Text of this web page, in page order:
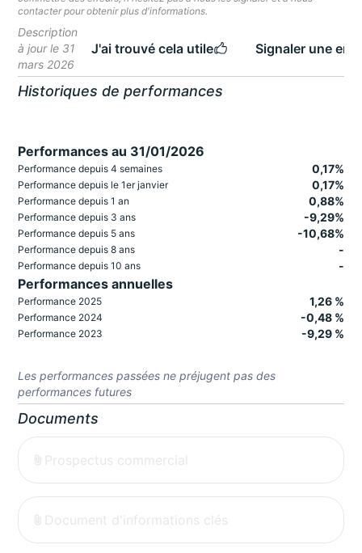
contacter pour obtenir plus d'informations.
Description
à jour le 31
mars 2026
J'ai trouvé cela utile Signaler une
Historiques de performances
Performances au 31/01/2026
Performance depuis 4 semaines 0,17%
Performance depuis le 1er janvier 0,17%
Performance depuis 1 an 0,88%
Performance depuis 3 ans -9,29%
Performance depuis 5 ans -10,68%
Performance depuis 8 ans -
Performance depuis 10 ans -
Performances annuelles
Performance 2025 1,26 %
Performance 2024 -0,48 %
Performance 2023 -9,29 %
Les performances passées ne préjugent pas des
performances futures
Documents
Prospectus commercial
Document d'informations clés